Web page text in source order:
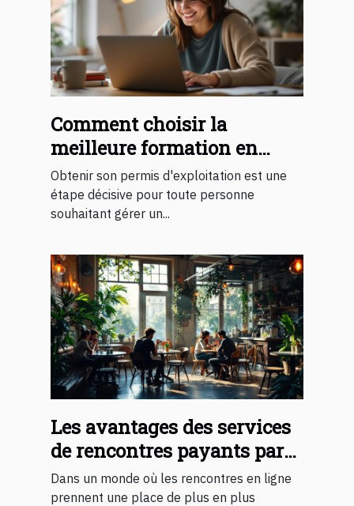
Comment choisir la
meilleure formation en
ligne pour obtenir votre
permis d'exploitation ?
Obtenir son permis d'exploitation est une
étape décisive pour toute personne
souhaitant gérer un...
Les avantages des services
de rencontres payants par
rapport aux gratuits
Dans un monde où les rencontres en ligne
prennent une place de plus en plus